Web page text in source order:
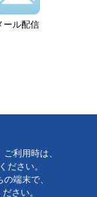
ール配信
利用時は、
ださい。
端末で、
さい。